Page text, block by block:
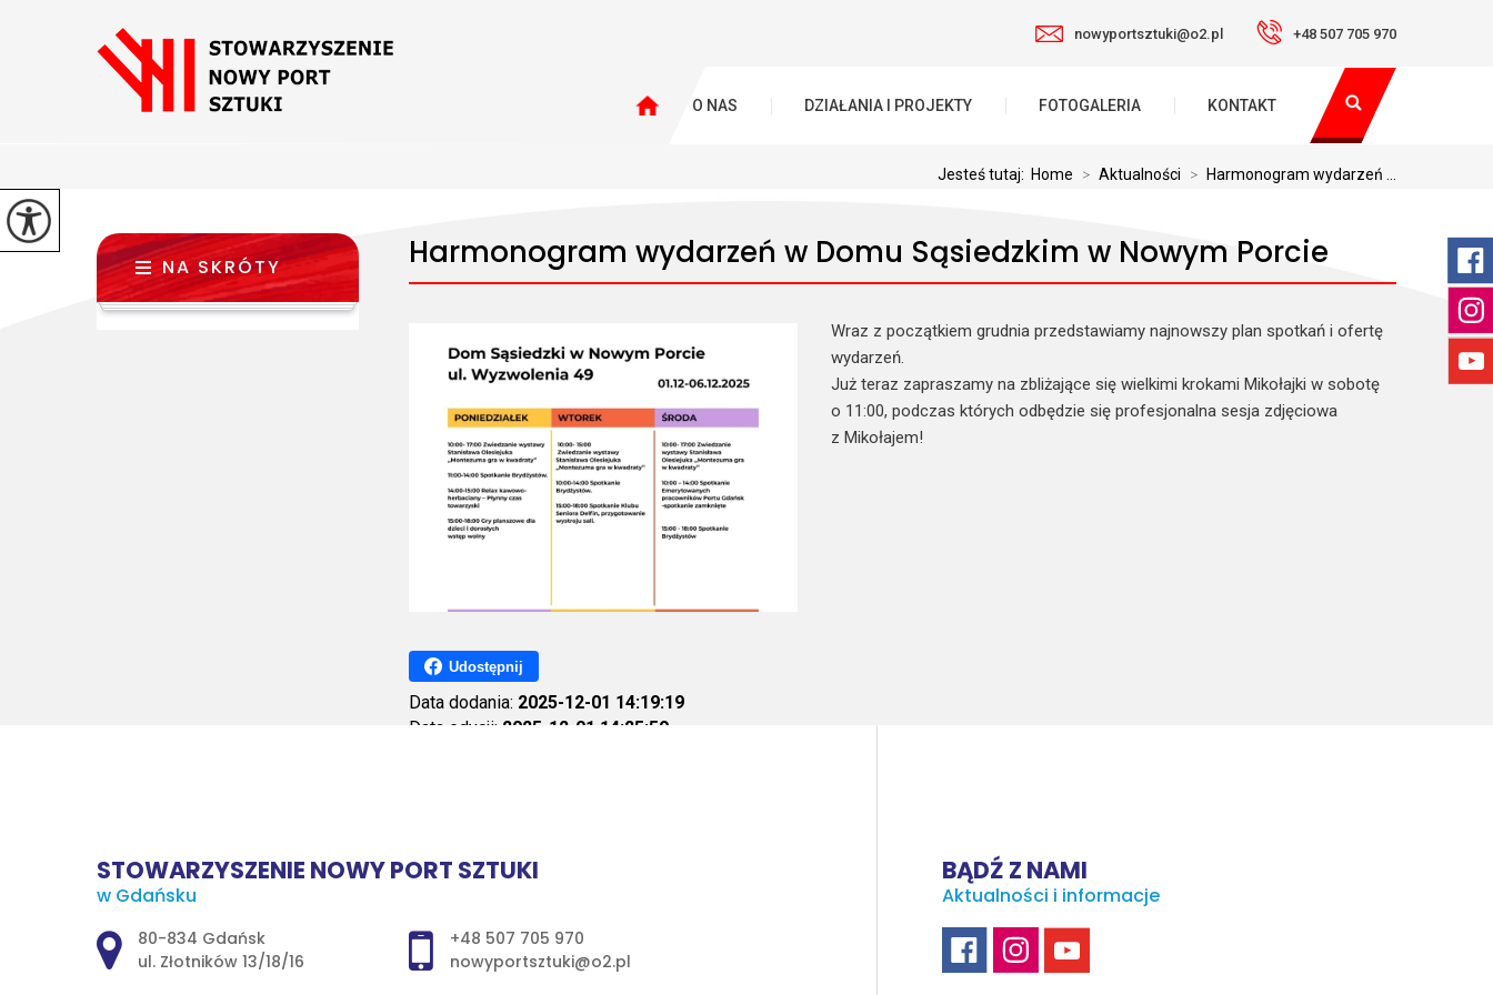
nowyportsztuki@o2.pl +48 507 705 970
O NAS DZIAŁANIA I PROJEKTY FOTOGALERIA KONTAKT
Jesteś tutaj: Home > Aktualności > Harmonogram wydarzeń ...
Harmonogram wydarzeń w Domu Sąsiedzkim w Nowym Porcie
Wraz z początkiem grudnia przedstawiamy najnowszy plan spotkań i ofertę
wydarzeń.
Już teraz zapraszamy na zbliżające się wielkimi krokami Mikołajki w sobotę
o 11:00, podczas których odbędzie się profesjonalna sesja zdjęciowa
z Mikołajem!
Udostępnij
Data dodania: 2025-12-01 14:19:19
Data edycji: 2025-12-01 14:25:59
NA SKRÓTY
STOWARZYSZENIE NOWY PORT SZTUKI
w Gdańsku
Adres pocztowy:
80-834 Gdańsk
ul. Złotników 13/18/16
+48 507 705 970
nowyportsztuki@o2.pl
BĄDŹ Z NAMI
Aktualności i informacje